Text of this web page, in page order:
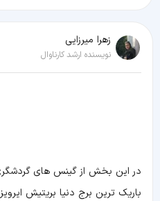
زهرا میرزایی
نویسنده ارشد کارناوال
در این بخش از گینس های
باریک ترین برج دنیا بریتیش